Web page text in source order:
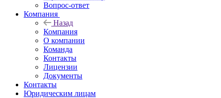
Вопрос-ответ
Компания
Назад
Компания
О компании
Команда
Контакты
Лицензии
Документы
Контакты
Юридическим лицам